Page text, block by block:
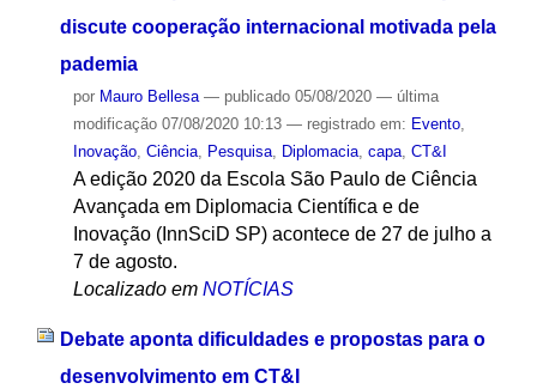
discute cooperação internacional motivada pela
pademia
por Mauro Bellesa — publicado05/08/2020 — última
modificação07/08/2020 10:13 — registrado em: Evento,
Inovação, Ciência, Pesquisa, Diplomacia, capa, CT&I
A edição 2020 da Escola São Paulo de Ciência
Avançada em Diplomacia Científica e de
Inovação (InnSciD SP) acontece de 27 de julho a
7 de agosto.
Localizado em NOTÍCIAS
Debate aponta dificuldades e propostas para o
desenvolvimento em CT&I